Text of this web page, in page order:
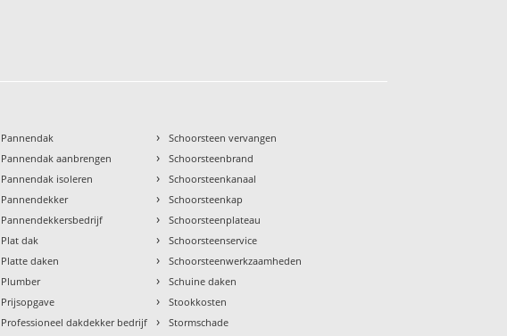
Pannendak
Pannendak aanbrengen
Pannendak isoleren
Pannendekker
Pannendekkersbedrijf
Plat dak
Platte daken
Plumber
Prijsopgave
Professioneel dakdekker bedrijf
› Schoorsteen vervangen
› Schoorsteenbrand
› Schoorsteenkanaal
› Schoorsteenkap
› Schoorsteenplateau
› Schoorsteenservice
› Schoorsteenwerkzaamheden
› Schuine daken
› Stookkosten
› Stormschade